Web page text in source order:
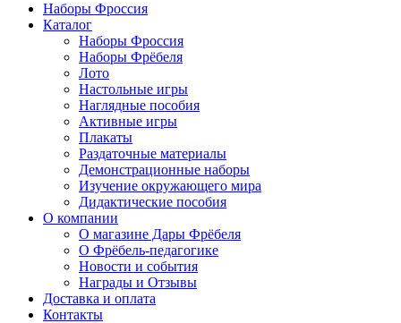
Наборы Фроссия
Каталог
Наборы Фроссия
Наборы Фрёбеля
Лото
Настольные игры
Наглядные пособия
Активные игры
Плакаты
Раздаточные материалы
Демонстрационные наборы
Изучение окружающего мира
Дидактические пособия
О компании
О магазине Дары Фрёбеля
О Фрёбель-педагогике
Новости и события
Награды и Отзывы
Доставка и оплата
Контакты